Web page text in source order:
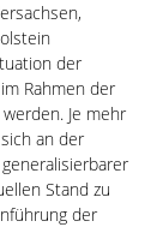
der
Rahmen der
Je mehr
an der
Stand zu
der